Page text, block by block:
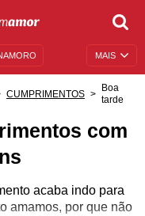
MAIS
CUMPRIMENTOS
Boa
tarde
com
acaba indo para
amamos, por que não